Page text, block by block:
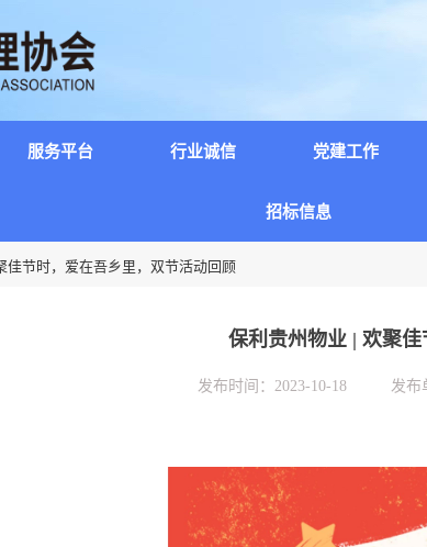
服务平台 行业诚信 党建工作
招标信息
节时，爱在吾乡里，双节活动回顾
保利贵州物业 | 欢聚
发布时间： 2023-10-18 发布